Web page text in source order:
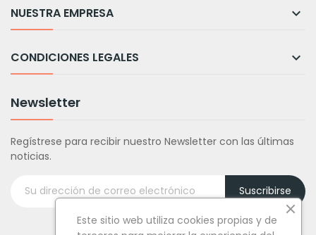
NUESTRA EMPRESA 
CONDICIONES LEGALES 
Newsletter
Regístrese para recibir nuestro Newsletter con las últimas
noticias.
Suscribirse
Este sitio web utiliza cookies propias y de